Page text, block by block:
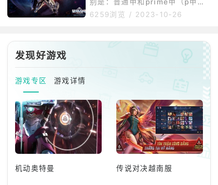
切换。3、射击点击鼠标左键可以
射击。4、换弹夹按R键更换弹
头并用你的武器瞄准。6、标记按
G键可以放置指引其他玩家的标
一个普通甲的升级版就是P甲，两
更多的血量和护盾值。2、prime
比普通甲有更多的护甲值和魔法
值。3、有prime加成的角色移动
6259浏览 / 2023-10-26
发现好游戏
游戏专区 游戏详情
机动奥特曼 传说对决越南服